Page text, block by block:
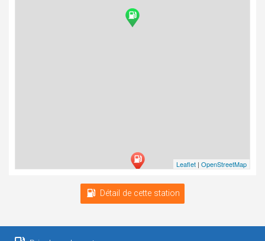
Leaflet | OpenStreetMap
Détail de cette station